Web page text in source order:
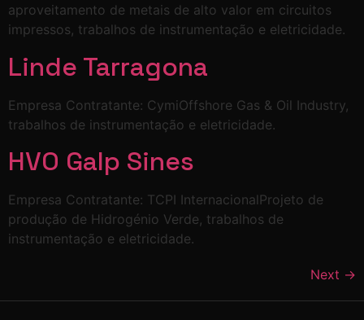
aproveitamento de metais de alto valor em circuitos
impressos, trabalhos de instrumentação e eletricidade.
Linde Tarragona
Empresa Contratante: CymiOffshore Gas & Oil Industry,
trabalhos de instrumentação e eletricidade.
HVO Galp Sines
Empresa Contratante: TCPI InternacionalProjeto de
produção de Hidrogénio Verde, trabalhos de
instrumentação e eletricidade.
Next →